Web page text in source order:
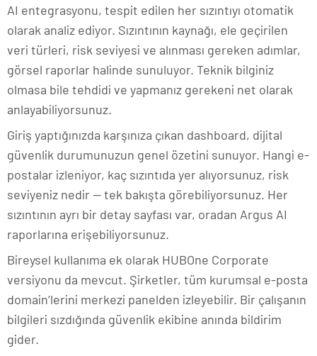
AI entegrasyonu, tespit edilen her sızıntıyı otomatik
olarak analiz ediyor. Sızıntının kaynağı, ele geçirilen
veri türleri, risk seviyesi ve alınması gereken adımlar,
görsel raporlar halinde sunuluyor. Teknik bilginiz
olmasa bile tehdidi ve yapmanız gerekeni net olarak
anlayabiliyorsunuz.
Giriş yaptığınızda karşınıza çıkan dashboard, dijital
güvenlik durumunuzun genel özetini sunuyor. Hangi e-
postalar izleniyor, kaç sızıntıda yer alıyorsunuz, risk
seviyeniz nedir — tek bakışta görebiliyorsunuz. Her
sızıntının ayrı bir detay sayfası var, oradan Argus AI
raporlarına erişebiliyorsunuz.
Bireysel kullanıma ek olarak HUBOne Corporate
versiyonu da mevcut. Şirketler, tüm kurumsal e-posta
domain’lerini merkezi panelden izleyebilir. Bir çalışanın
bilgileri sızdığında güvenlik ekibine anında bildirim
gider.